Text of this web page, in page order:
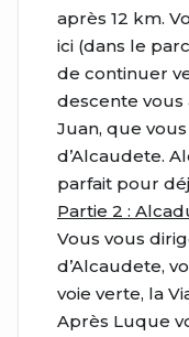
après 12 km.
ici (dans le
de continuer
descente vous
Juan, que
d’Alcaudete.
parfait pour
Partie 2 :
Vous vous
d’Alcaudete,
voie verte, la
Après Luque